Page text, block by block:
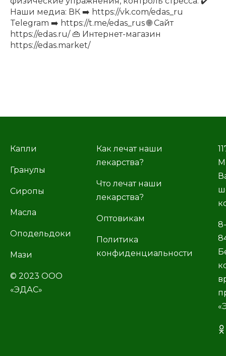
Наши медиа: ВК ➡️ https://vk.com/edas_ru
Telegram ➡️ https://t.me/edas_rus 🌐 Сайт
https://edas.ru/ 👜 Интернет-магазин
https://edas.market/
Капли
Гранулы
Сиропы
Масла
Оподельдоки
Мази
© 2023 ООО
«ЭДАС»
Как лечат наши
лекарства?
Что лечат наши
лекарства?
Оптовикам
Политика
конфиденциальности